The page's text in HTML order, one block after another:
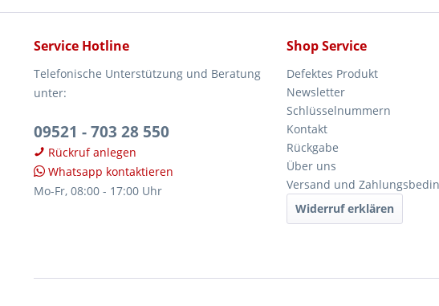
Service Hotline
Telefonische Unterstützung und Beratung
unter:
09521 - 703 28 550
Rückruf anlegen
Whatsapp kontaktieren
Mo-Fr, 08:00 - 17:00 Uhr
Shop Service
Defektes Produkt
Newsletter
Schlüsselnummern
Kontakt
Rückgabe
Über uns
Versand und
Widerruf erklären